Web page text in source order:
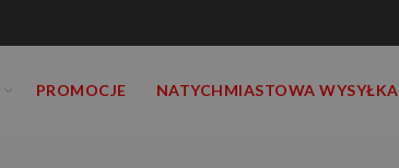
PROMOCJE NATYCHMIASTOWA WYSYŁKA